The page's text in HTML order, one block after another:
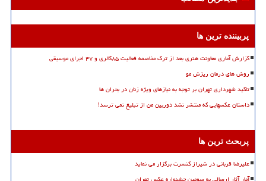
پربیننده ترین ها
گزارش آماری معاونت هنری بعد از ترک مخاصمه فعالیت ۸۵گالری و ۴۷ اجرای موسیقی
روش های درمان ریزش مو
تاکید شهرداری تهران بر توجه به نیازهای ویژه زنان در بحران ها
داستان عکسهایی که منتشر نشد دوربین من از تبلیغ نمی ترسد!
پربحث ترین ها
علیرضا قربانی در شیراز کنسرت برگزار می نماید